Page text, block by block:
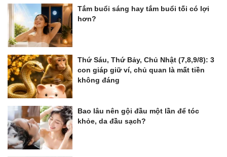
Tắm buổi sáng hay tắm buổi tối có lợi
hơn?
Thứ Sáu, Thứ Bảy, Chủ Nhật (7,8,9/8): 3
con giáp giữ ví, chủ quan là mất tiền
không đáng
Bao lâu nên gội đầu một lần để tóc
khỏe, da đầu sạch?